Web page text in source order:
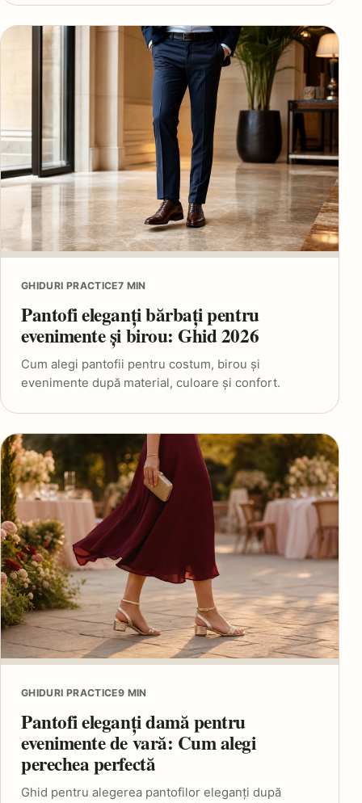
GHIDURI PRACTICE7 MIN
Pantofi eleganți bărbați pentru
evenimente și birou: Ghid 2026
Cum alegi pantofii pentru costum, birou și
evenimente după material, culoare și confort.
GHIDURI PRACTICE9 MIN
Pantofi eleganți damă pentru
evenimente de vară: Cum alegi
perechea perfectă
Ghid pentru alegerea pantofilor eleganți după